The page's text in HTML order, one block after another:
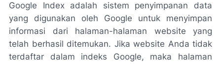
Google Index adalah sistem penyimpanan data
yang digunakan oleh Google untuk menyimpan
informasi dari halaman-halaman website yang
telah berhasil ditemukan. Jika website Anda tidak
terdaftar dalam indeks Google, maka halaman